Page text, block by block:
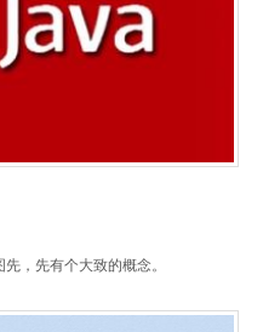
，先有个大致的概念。